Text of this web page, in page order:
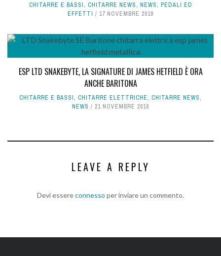
CHITARRE E BASSI, CHITARRE NEWS, NEWS, PEDALI ED
EFFETTI
17 NOVEMBRE 2019
ESP LTD SNAKEBYTE, LA SIGNATURE DI JAMES HETFIELD È ORA
ANCHE BARITONA
CHITARRE E BASSI, CHITARRE ELETTRICHE, CHITARRE NEWS,
NEWS
21 NOVEMBRE 2018
LEAVE A REPLY
Devi essereconnesso per inviare un commento.